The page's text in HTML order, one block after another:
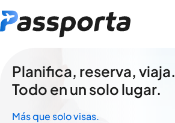
Planifica, reserva, viaja.
Todo en un solo lugar.
Más que solo visas.